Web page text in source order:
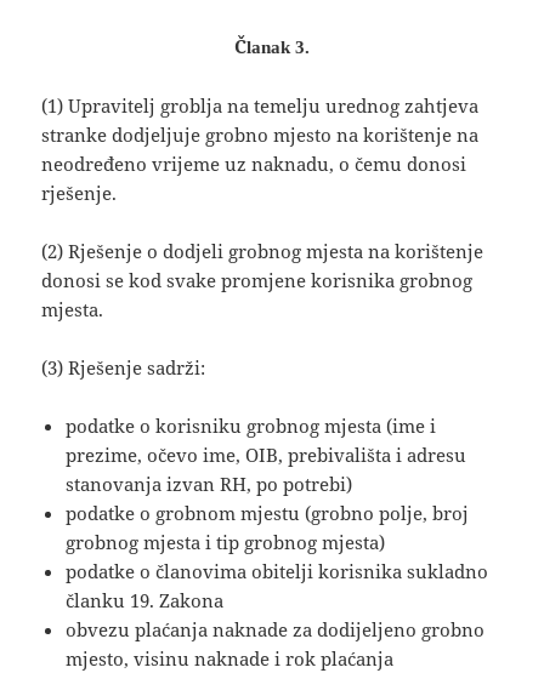
Članak 3.
(1) Upravitelj groblja na temelju urednog zahtjeva
stranke dodjeljuje grobno mjesto na korištenje na
neodređeno vrijeme uz naknadu, o čemu donosi
rješenje.
(2) Rješenje o dodjeli grobnog mjesta na korištenje
donosi se kod svake promjene korisnika grobnog
mjesta.
(3) Rješenje sadrži:
podatke o korisniku grobnog mjesta (ime i
prezime, očevo ime, OIB, prebivališta i adresu
stanovanja izvan RH, po potrebi)
podatke o grobnom mjestu (grobno polje, broj
grobnog mjesta i tip grobnog mjesta)
podatke o članovima obitelji korisnika sukladno
članku 19. Zakona
obvezu plaćanja naknade za dodijeljeno grobno
mjesto, visinu naknade i rok plaćanja